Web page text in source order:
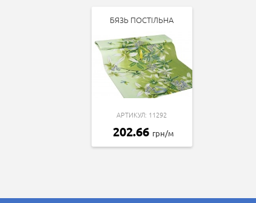
БЯЗЬ ПОСТІЛЬНА
АРТИКУЛ: 11292
202.66 грн/м